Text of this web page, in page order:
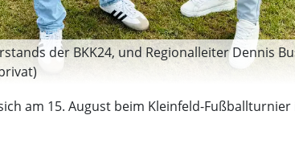
der BKK24, und Regionalleiter Dennis
am 15. August beim Kleinfeld-